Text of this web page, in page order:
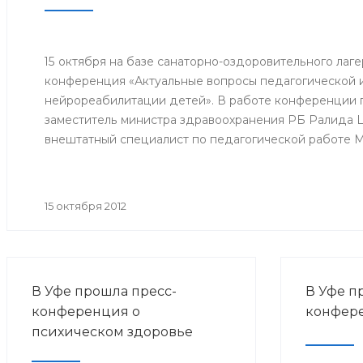
15 октября на базе санаторно-оздоровительного
конференция «Актуальные вопросы педагогической
нейрореабилитации детей». В работе конференции
заместитель министра здравоохранения РБ Ралида
внештатный специалист по педагогической работе
15 октября 2012
В Уфе прошла пресс-
конференция о
психическом здоровье
В Уфе